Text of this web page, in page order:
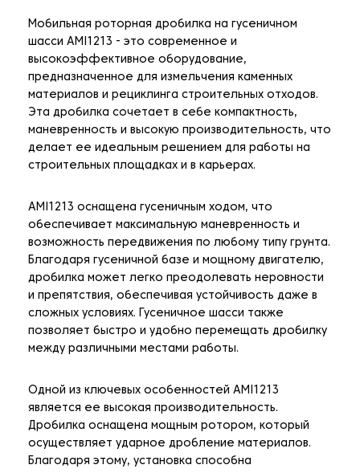
Мобильная роторная дробилка на гусеничном
шасси AMI1213 - это современное и
высокоэффективное оборудование,
предназначенное для измельчения каменных
материалов и рециклинга строительных отходов.
Эта дробилка сочетает в себе компактность,
маневренность и высокую производительность, что
делает ее идеальным решением для работы на
строительных площадках и в карьерах.
AMI1213 оснащена гусеничным ходом, что
обеспечивает максимальную маневренность и
возможность передвижения по любому типу грунта.
Благодаря гусеничной базе и мощному двигателю,
дробилка может легко преодолевать неровности
и препятствия, обеспечивая устойчивость даже в
сложных условиях. Гусеничное шасси также
позволяет быстро и удобно перемещать дробилку
между различными местами работы.
Одной из ключевых особенностей AMI1213
является ее высокая производительность.
Дробилка оснащена мощным ротором, который
осуществляет ударное дробление материалов.
Благодаря этому, установка способна